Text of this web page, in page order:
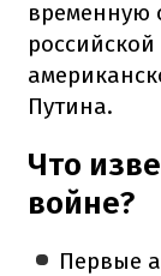
временную
Путина.
Что
войне?
Первые